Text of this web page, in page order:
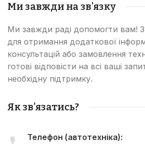
Ми завжди на зв'язку
Ми завжди раді допомогти вам!
для отримання додаткової
консультацій або замовлення
готові відповісти на всі ваші
необхідну підтримку.
Як зв'язатись?
Телефон (автотехніка):